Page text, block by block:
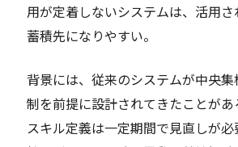
用が定着しないシステムは、活用
蓄積先になりやすい。
背景には、従来のシステムが中央
制を前提に設計されてきたことが
スキル定義は一定期間で見直しが必